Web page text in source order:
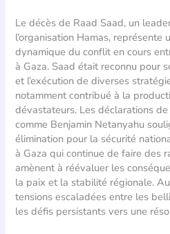
Le décès de Raad Saad, un
l’organisation Hamas, représente
dynamique du conflit en cours
à Gaza. Saad était reconnu pour
et l’exécution de diverses
notamment contribué à la
dévastateurs. Les déclarations
comme Benjamin Netanyahu
élimination pour la sécurité
à Gaza qui continue de faire des
amènent à réévaluer les
la paix et la stabilité régionale.
tensions escaladées entre les
les défis persistants vers une